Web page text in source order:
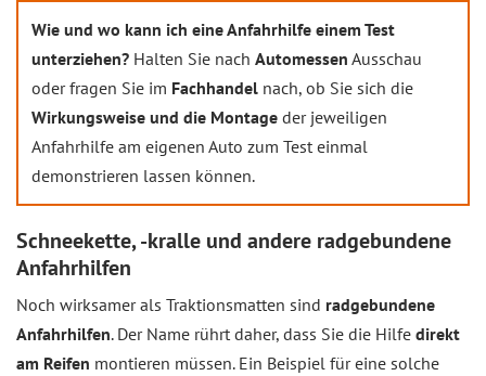
Wie und wo kann ich eine Anfahrhilfe einem Test
unterziehen? Halten Sie nach Automessen Ausschau
oder fragen Sie im Fachhandel nach, ob Sie sich die
Wirkungsweise und die Montage der jeweiligen
Anfahrhilfe am eigenen Auto zum Test einmal
demonstrieren lassen können.
Schneekette, -kralle und andere radgebundene
Anfahrhilfen
Noch wirksamer als Traktionsmatten sind radgebundene
Anfahrhilfen. Der Name rührt daher, dass Sie die Hilfe direkt
am Reifen montieren müssen. Ein Beispiel für eine solche